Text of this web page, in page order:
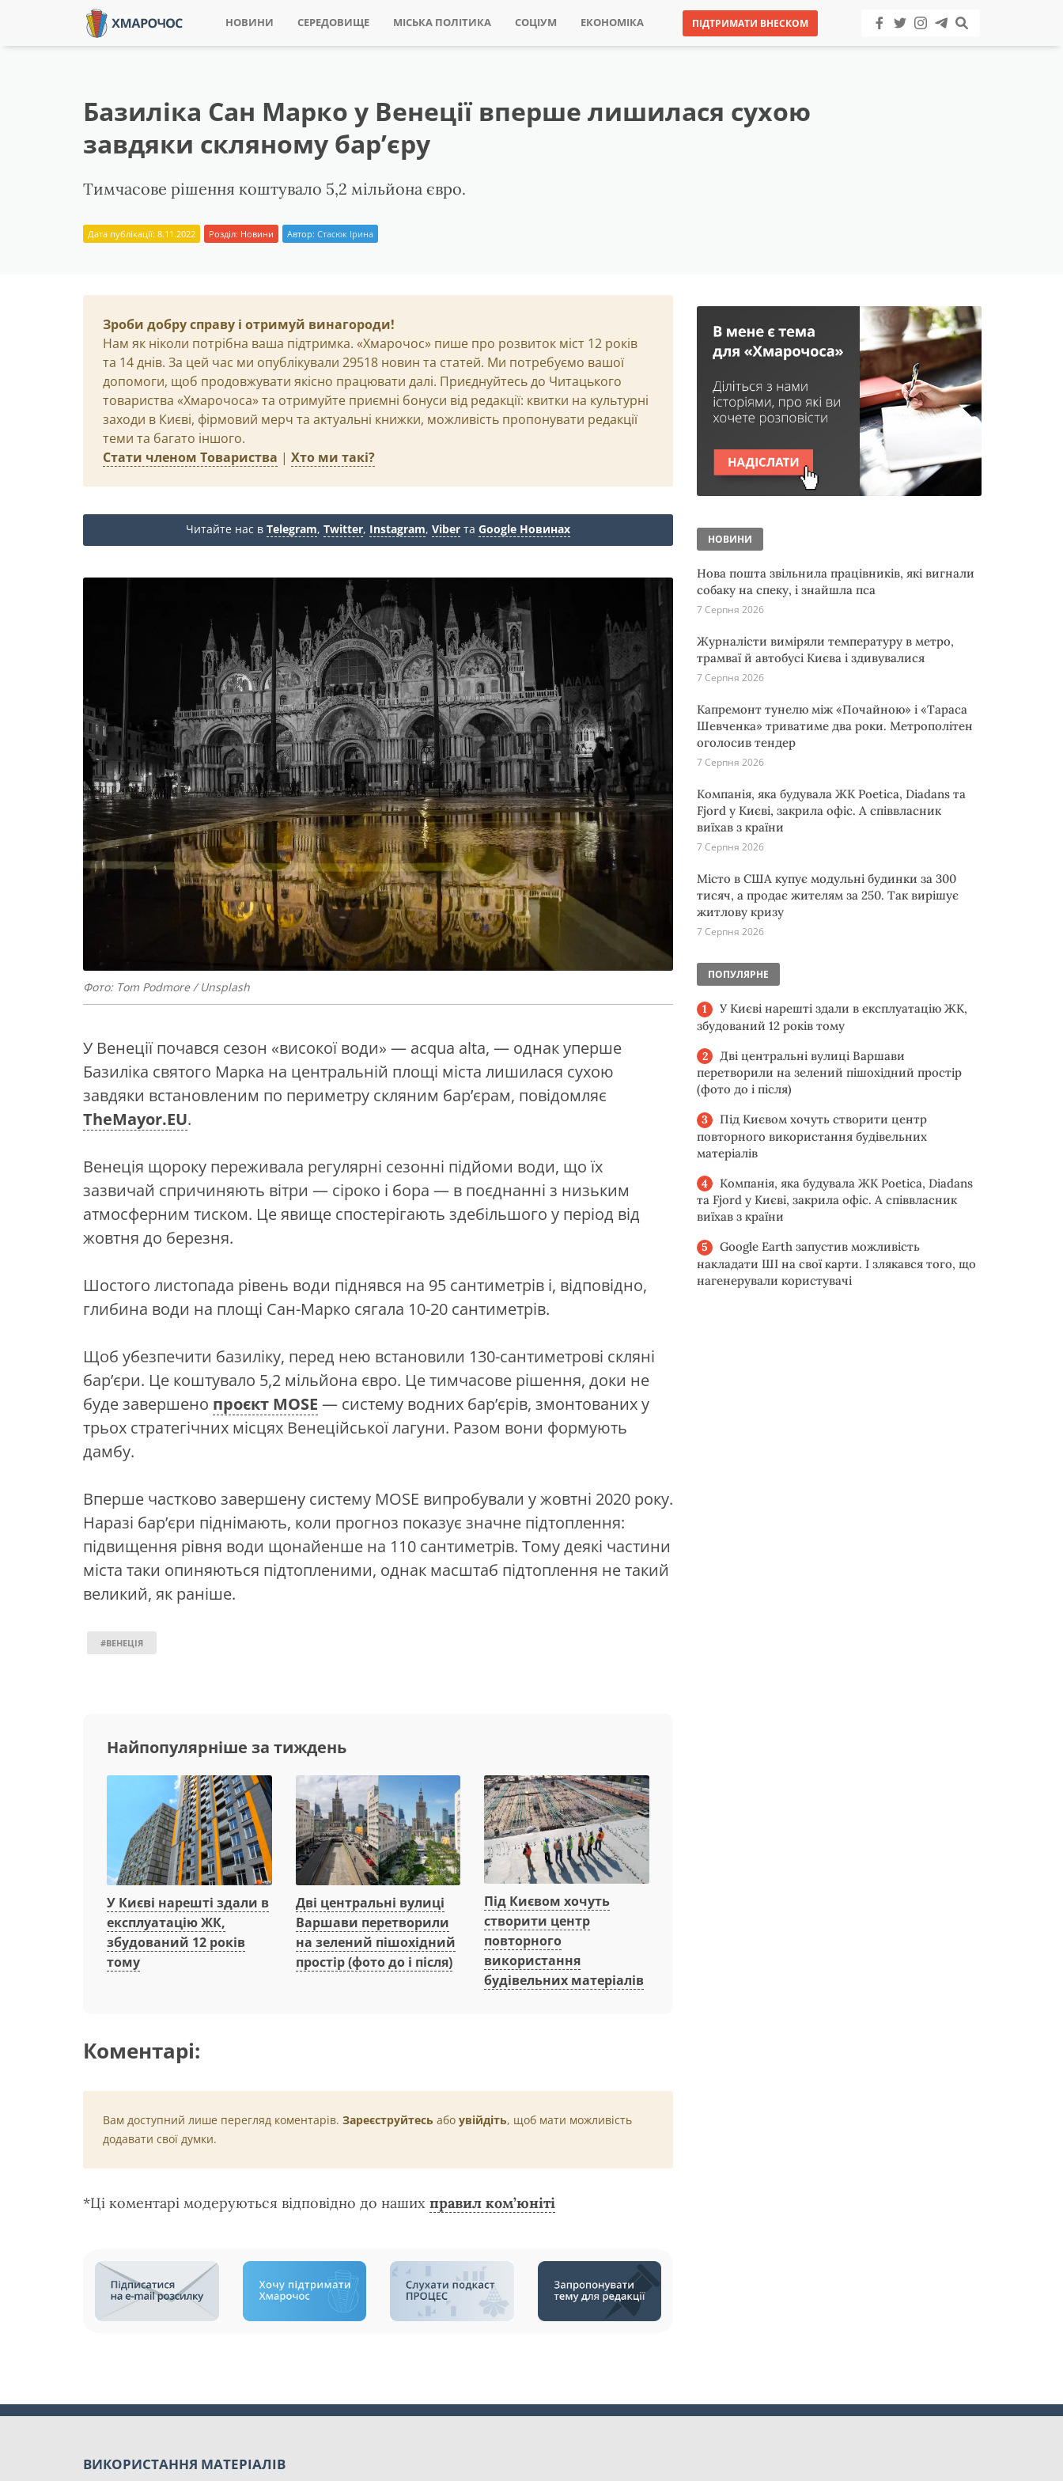
НОВИНИ СЕРЕДОВИЩЕ МІСЬКА ПОЛІТИКА СОЦІУМ ЕКОНОМІКА ПІДТРИМАТИ ВНЕСКОМ
Базиліка Сан Марко у Венеції вперше лишилася сухою
завдяки скляному бар’єру
Тимчасове рішення коштувало 5,2 мільйона євро.
Дата публікації: 8.11.2022 Розділ: Новини Автор: Стасюк Ірина
Зроби добру справу і отримуй винагороди!
Нам як ніколи потрібна ваша підтримка. «Хмарочос» пише про розвиток міст 12 років
та 14 днів. За цей час ми опублікували 29518 новин та статей. Ми потребуємо вашої
допомоги, щоб продовжувати якісно працювати далі. Приєднуйтесь до Читацького
товариства «Хмарочоса» та отримуйте приємні бонуси від редакції: квитки на культурні
заходи в Києві, фірмовий мерч та актуальні книжки, можливість пропонувати редакції
теми та багато іншого.
Стати членом Товариства | Хто ми такі?
Читайте нас в Telegram, Twitter, Instagram, Viber та Google Новинах
Фото: Tom Podmore / Unsplash
У Венеції почався сезон «високої води» — acqua alta, — однак уперше
Базиліка святого Марка на центральній площі міста лишилася сухою
завдяки встановленим по периметру скляним бар’єрам, повідомляє
TheMayor.EU.
Венеція щороку переживала регулярні сезонні підйоми води, що їх
зазвичай спричиняють вітри — сіроко і бора — в поєднанні з низьким
атмосферним тиском. Це явище спостерігають здебільшого у період від
жовтня до березня.
Шостого листопада рівень води піднявся на 95 сантиметрів і, відповідно,
глибина води на площі Сан-Марко сягала 10-20 сантиметрів.
Щоб убезпечити базиліку, перед нею встановили 130-сантиметрові скляні
бар’єри. Це коштувало 5,2 мільйона євро. Це тимчасове рішення, доки не
буде завершено проєкт MOSE — систему водних бар’єрів, змонтованих у
трьох стратегічних місцях Венеційської лагуни. Разом вони формують
дамбу.
Вперше частково завершену систему MOSE випробували у жовтні 2020 року.
Наразі бар’єри піднімають, коли прогноз показує значне підтоплення:
підвищення рівня води щонайенше на 110 сантиметрів. Тому деякі частини
міста таки опиняються підтопленими, однак масштаб підтоплення не такий
великий, як раніше.
#ВЕНЕЦІЯ
Найпопулярніше за тиждень
У Києві нарешті здали в
експлуатацію ЖК,
збудований 12 років
тому
Дві центральні вулиці
Варшави перетворили
на зелений пішохідний
простір (фото до і після)
Під Києвом хочуть
створити центр
повторного
використання
будівельних матеріалів
Коментарі:
Вам доступний лише перегляд коментарів. Зареєструйтесь або увійдіть, щоб мати можливість
додавати свої думки.
*Ці коментарі модеруються відповідно до наших правил ком’юніті
НОВИНИ
Нова пошта звільнила працівників, які вигнали
собаку на спеку, і знайшла пса
7 Серпня 2026
Журналісти виміряли температуру в метро,
трамваї й автобусі Києва і здивувалися
7 Серпня 2026
Капремонт тунелю між «Почайною» і «Тараса
Шевченка» триватиме два роки. Метрополітен
оголосив тендер
7 Серпня 2026
Компанія, яка будувала ЖК Poetica, Diadans та
Fjord у Києві, закрила офіс. А співвласник
виїхав з країни
7 Серпня 2026
Місто в США купує модульні будинки за 300
тисяч, а продає жителям за 250. Так вирішує
житлову кризу
7 Серпня 2026
ПОПУЛЯРНЕ
У Києві нарешті здали в експлуатацію ЖК,
збудований 12 років тому
Дві центральні вулиці Варшави
перетворили на зелений пішохідний простір
(фото до і після)
Під Києвом хочуть створити центр
повторного використання будівельних
матеріалів
Компанія, яка будувала ЖК Poetica, Diadans
та Fjord у Києві, закрила офіс. А співвласник
виїхав з країни
Google Earth запустив можливість
накладати ШІ на свої карти. І злякався того, що
нагенерували користувачі
ВИКОРИСТАННЯ МАТЕРІАЛІВ